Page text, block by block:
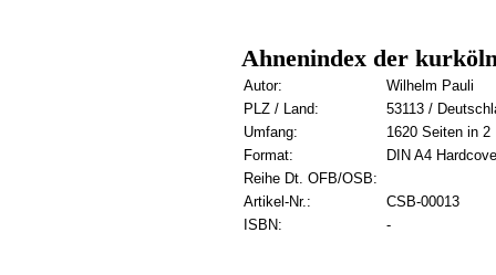
Ahnenindex der
Autor:
Wilhelm Pauli
PLZ / Land:
53113 /
Umfang:
1620 Seiten in 2
Format:
DIN A4
Reihe Dt. OFB/OSB:
Artikel-Nr.:
CSB-00013
ISBN:
-